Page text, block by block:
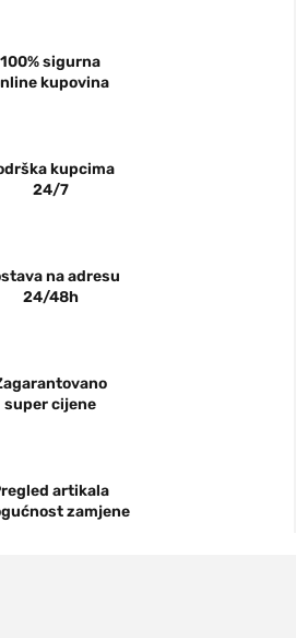
100% sigurna
kupovina
kupcima
24/7
na adresu
24/48h
super cijene
artikala
zamjene